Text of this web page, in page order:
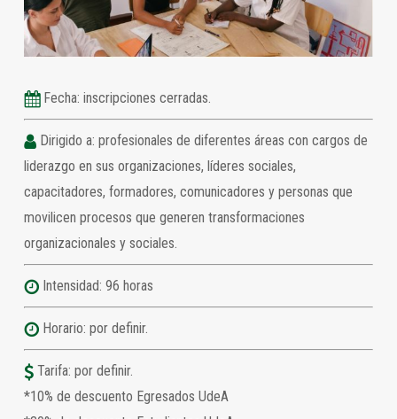
Fecha: inscripciones cerradas.
Dirigido a: profesionales de diferentes áreas con cargos de
liderazgo en sus organizaciones, líderes sociales,
capacitadores, formadores, comunicadores y personas que
movilicen procesos que generen transformaciones
organizacionales y sociales.
Intensidad: 96 horas
Horario: por definir.
Tarifa: por definir.
*10% de descuento Egresados UdeA